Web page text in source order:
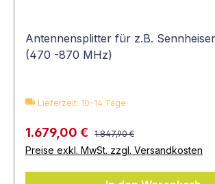
Antennensplitter für z.B.
(470 -870 MHz)
Lieferzeit: 10-14 Tage
1.679,00 € 1.847,90 €
Preise exkl. MwSt. zzgl. Versandkosten